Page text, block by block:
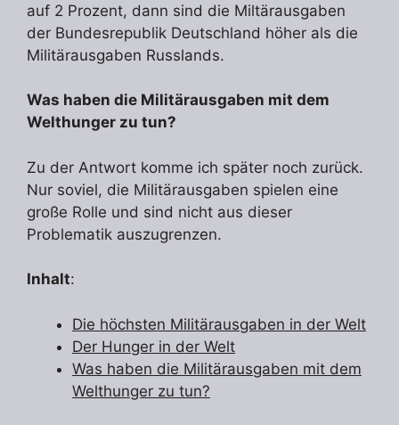
auf 2 Prozent, dann sind die Miltärausgaben
der Bundesrepublik Deutschland höher als die
Militärausgaben Russlands.
Was haben die Militärausgaben mit dem
Welthunger zu tun?
Zu der Antwort komme ich später noch zurück.
Nur soviel, die Militärausgaben spielen eine
große Rolle und sind nicht aus dieser
Problematik auszugrenzen.
Inhalt:
Die höchsten Militärausgaben in der Welt
Der Hunger in der Welt
Was haben die Militärausgaben mit dem
Welthunger zu tun?